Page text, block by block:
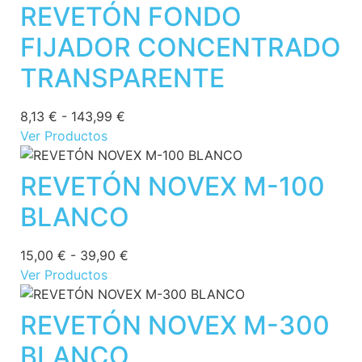
REVETÓN FONDO
FIJADOR CONCENTRADO
TRANSPARENTE
8,13 € - 143,99 €
Ver Productos
REVETÓN NOVEX M-100
BLANCO
15,00 € - 39,90 €
Ver Productos
REVETÓN NOVEX M-300